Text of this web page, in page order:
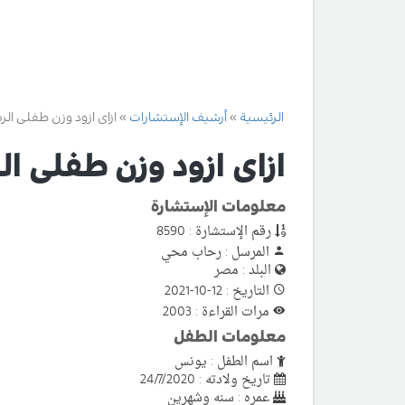
الرئيسية أرشيف الإستشارات ازاى ازود وزن طفلى
ازاى ازود وزن طفلى
معلومات الإستشارة
رقم الإستشارة : 8590
المرسل : رحاب محي
البلد : مصر
التاريخ : 12-10-2021
مرات القراءة : 2003
معلومات الطفل
اسم الطفل : يونس
تاريخ ولادته : 24/7/2020
عمره : سنه وشهرين